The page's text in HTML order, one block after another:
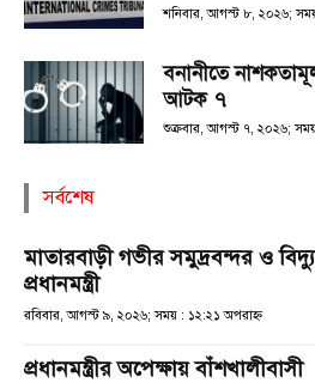
শনিবার, আগস্ট ৮, ২০২৬; সময়
বনানীতে
আটক ৭
শুক্রবার, আগস্ট ৭, ২০২৬;
সর্বশেষ
মাতারবাড়ী গভীর সমুদ্রবন্দর ও
প্রধানমন্ত্রী
রবিবার, আগস্ট ৯, ২০২৬; সময় : ১২:২১ অপরাহ্ণ
প্রধানমন্ত্রীর অপেক্ষায় বাঁশখালীবাসী